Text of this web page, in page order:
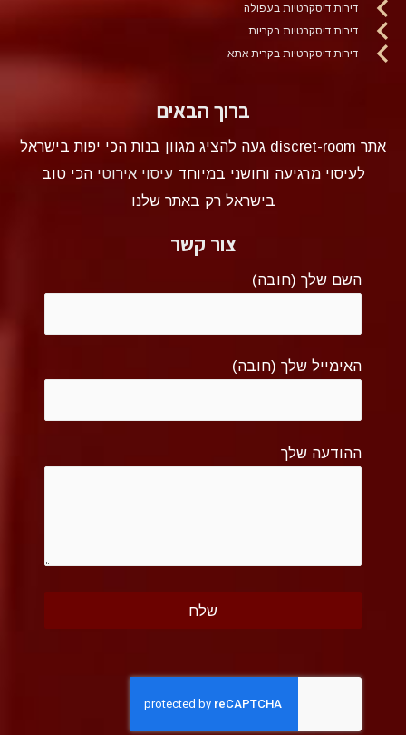
דירות דיסקרטיות בעפולה
דירות דיסקרטיות בקריות
דירות דיסקרטיות בקרית אתא
ברוך הבאים
אתר discret-room געה להציג מגוון בנות הכי יפות בישראל
לעיסוי מרגיעה וחושני במיוחדעיסוי אירוטי הכי טוב
בישראל רק באתר שלנו
צור קשר
השם שלך (חובה)
האימייל שלך (חובה)
ההודעה שלך